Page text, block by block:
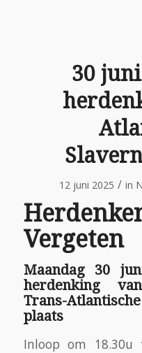
30
12 juni 2025 / in
Vergeten
Maandag 30
herdenking
Trans-
plaats
Inloop om